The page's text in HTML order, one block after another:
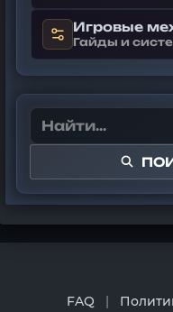
Игровые
Гайды и
FAQ |